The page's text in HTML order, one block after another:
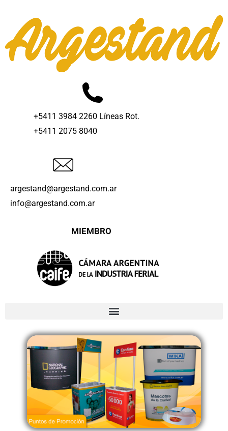
+5411 3984 2260 Líneas Rot.
+5411 2075 8040
argestand@argestand.com.ar
info@argestand.com.ar
MIEMBRO